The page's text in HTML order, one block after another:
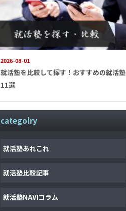
2026-08-01
就活塾を比較して探す！おすすめの就活塾
11選
categolry
就活塾あれこれ
就活塾比較記事
就活塾NAVIコラム